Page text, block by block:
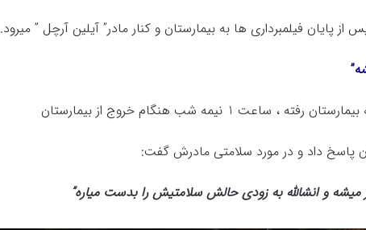
از پایان فیلمبرداری ها به بیمارستان و کنار مادر” آیلین آرچل ” میرود.
، ساعت 1 نیمه شب هنگام خروج از بیمارستان
پاسخ داد و در مورد سلامتی مادرش گفت:
میشه و انشالله به زودی حالش سلامتیش را بدست میاره”